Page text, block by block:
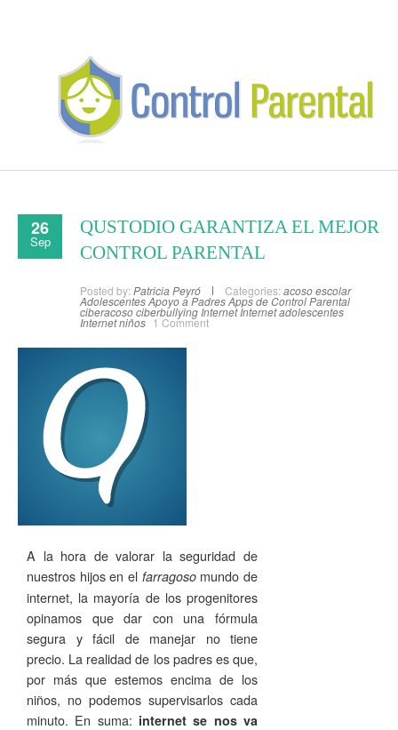
26
Sep
QUSTODIO GARANTIZA EL MEJOR
CONTROL PARENTAL
Posted by: Patricia Peyró Categories: acoso escolar
AdolescentesApoyo a PadresApps de Control Parental
ciberacosociberbullying Internet Internet adolescentes
Internet niños 1 Comment
A la hora de valorar la seguridad de
nuestros hijos en el farragosomundo de
internet, la mayoría de los progenitores
opinamos que dar con una fórmula
segura y fácil de manejar no tiene
precio. La realidad de los padres es que,
por más que estemos encima de los
niños, no podemos supervisarlos cada
minuto. En suma: internet se nos va